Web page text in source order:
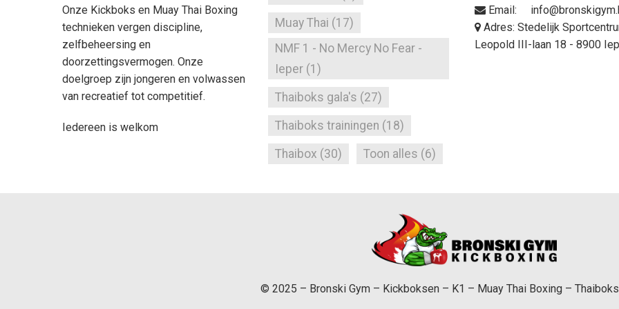
Onze Kickboks en Muay Thai Boxing
technieken vergen discipline,
zelfbeheersing en
doorzettingsvermogen. Onze
doelgroep zijn jongeren en volwassen
van recreatief tot competitief.
Iedereen is welkom
Muay Thai (17)
NMF 1 - No Mercy No Fear -
Ieper (1)
Thaiboks gala's (27)
Thaiboks trainingen (18)
Thaibox (30) Toon alles (6)
Email:
Adres: Stedelijk
Leopold III-laan 18 - 8900
© 2025 – Bronski Gym – Kickboksen – K1 – Muay Thai Boxing –